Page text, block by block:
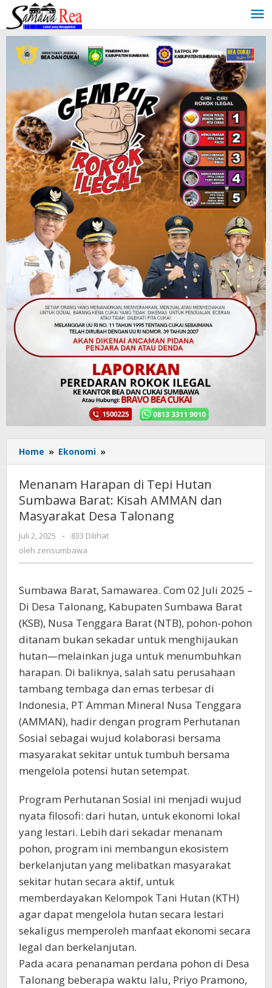
Lewati
konten
Home » Ekonomi »
Harapan
Tepi
Hutan
Sumbawa
Kisah
dan
Desa
Talonang
Menanam Harapan di Tepi Hutan
Sumbawa Barat: Kisah AMMAN dan
Masyarakat Desa Talonang
Juli 2, 2025
oleh
zensumbawa
-
833 Dilihat
oleh zensumbawa
Sumbawa Barat, Samawarea. Com 02 Juli 2025 –
Di Desa Talonang, Kabupaten Sumbawa Barat
(KSB), Nusa Tenggara Barat (NTB), pohon-pohon
ditanam bukan sekadar untuk menghijaukan
hutan—melainkan juga untuk menumbuhkan
harapan. Di baliknya, salah satu perusahaan
tambang tembaga dan emas terbesar di
Indonesia, PT Amman Mineral Nusa Tenggara
(AMMAN), hadir dengan program Perhutanan
Sosial sebagai wujud kolaborasi bersama
masyarakat sekitar untuk tumbuh bersama
mengelola potensi hutan setempat.
Program Perhutanan Sosial ini menjadi wujud
nyata filosofi: dari hutan, untuk ekonomi lokal
yang lestari. Lebih dari sekadar menanam
pohon, program ini membangun ekosistem
berkelanjutan yang melibatkan masyarakat
sekitar hutan secara aktif, untuk
memberdayakan Kelompok Tani Hutan (KTH)
agar dapat mengelola hutan secara lestari
sekaligus memperoleh manfaat ekonomi secara
legal dan berkelanjutan.
Pada acara penanaman perdana pohon di Desa
Talonang beberapa waktu lalu, Priyo Pramono,